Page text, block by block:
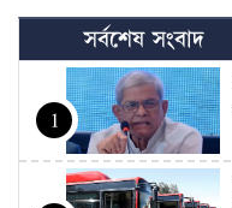
সর্বশেষ সংবাদ
1